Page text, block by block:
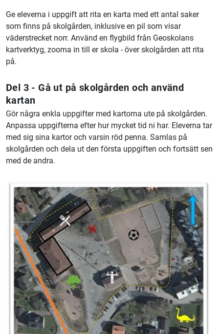
Ge eleverna i uppgift att rita en karta med ett antal saker
som finns på skolgården, inklusive en pil som visar
väderstrecket norr. Använd en flygbild från Geoskolans
kartverktyg, zooma in till er skola - över skolgården att rita
på.
Del 3 - Gå ut på skolgården och använd
kartan
Gör några enkla uppgifter med kartorna ute på skolgården.
Anpassa uppgifterna efter hur mycket tid ni har. Eleverna tar
med sig sina kartor och varsin röd penna. Samlas på
skolgården och dela ut den första uppgiften och fortsätt sen
med de andra.